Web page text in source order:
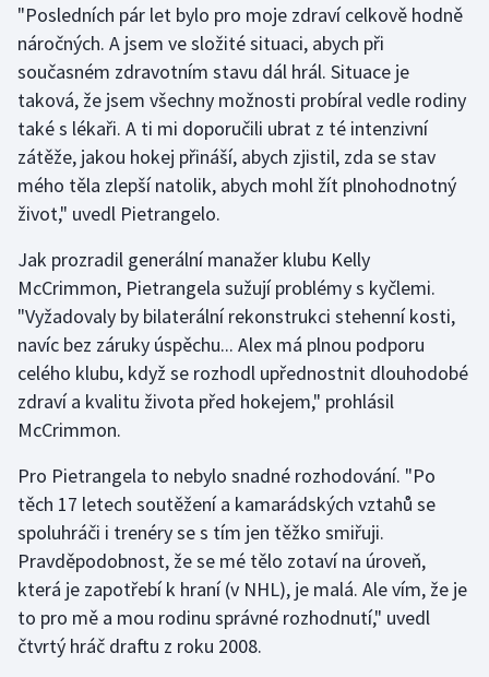
"Posledních pár let bylo pro moje zdraví celkově hodně
náročných. A jsem ve složité situaci, abych při
současném zdravotním stavu dál hrál. Situace je
taková, že jsem všechny možnosti probíral vedle rodiny
také s lékaři. A ti mi doporučili ubrat z té intenzivní
zátěže, jakou hokej přináší, abych zjistil, zda se stav
mého těla zlepší natolik, abych mohl žít plnohodnotný
život," uvedl Pietrangelo.
Jak prozradil generální manažer klubu Kelly
McCrimmon, Pietrangela sužují problémy s kyčlemi.
"Vyžadovaly by bilaterální rekonstrukci stehenní kosti,
navíc bez záruky úspěchu... Alex má plnou podporu
celého klubu, když se rozhodl upřednostnit dlouhodobé
zdraví a kvalitu života před hokejem," prohlásil
McCrimmon.
Pro Pietrangela to nebylo snadné rozhodování. "Po
těch 17 letech soutěžení a kamarádských vztahů se
spoluhráči i trenéry se s tím jen těžko smiřuji.
Pravděpodobnost, že se mé tělo zotaví na úroveň,
která je zapotřebí k hraní (v NHL), je malá. Ale vím, že je
to pro mě a mou rodinu správné rozhodnutí," uvedl
čtvrtý hráč draftu z roku 2008.